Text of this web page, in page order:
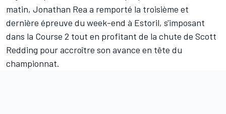
matin, Jonathan Rea a remporté la troisième et
dernière épreuve du week-end à Estoril, s'imposant
dans la Course 2 tout en profitant de la chute de Scott
Redding pour accroître son avance en tête du
championnat.